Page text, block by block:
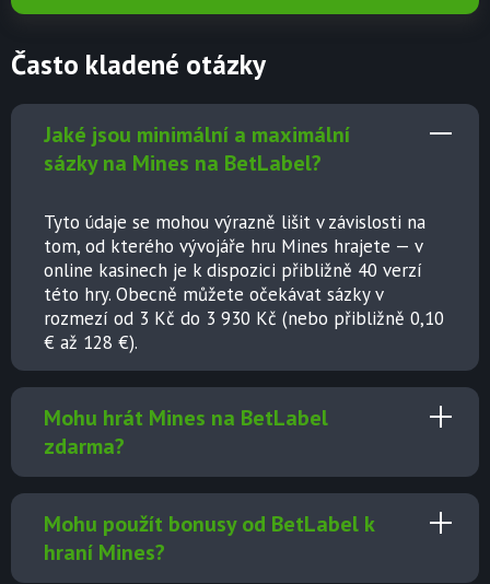
Často kladené otázky
Jaké jsou minimální a maximální
sázky na Mines na BetLabel?
Tyto údaje se mohou výrazně lišit v závislosti na
tom, od kterého vývojáře hru Mines hrajete — v
online kasinech je k dispozici přibližně 40 verzí
této hry. Obecně můžete očekávat sázky v
rozmezí od 3 Kč do 3 930 Kč (nebo přibližně 0,10
€ až 128 €).
Mohu hrát Mines na BetLabel
zdarma?
Mohu použít bonusy od BetLabel k
hraní Mines?